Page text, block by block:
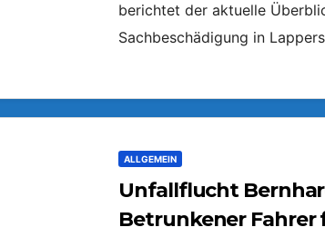
berichtet der aktuelle
Sachbeschädigung in
ALLGEMEIN
Unfallflucht
Betrunkener